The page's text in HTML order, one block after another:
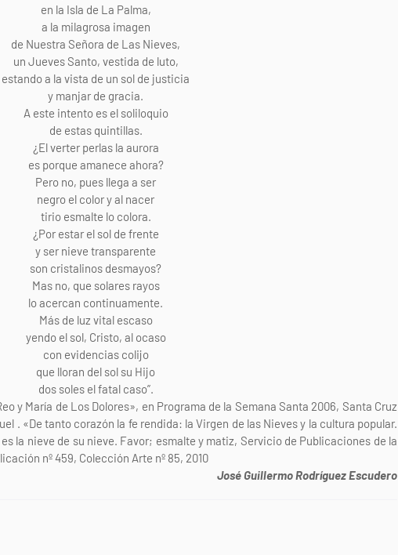
en la Isla de La Palma,
a la milagrosa imagen
de Nuestra Señora de Las Nieves,
un Jueves Santo, vestida de luto,
estando a la vista de un sol de justicia
y manjar de gracia.
A este intento es el soliloquio
de estas quintillas.
¿El verter perlas la aurora
es porque amanece ahora?
Pero no, pues llega a ser
negro el color y al nacer
tirio esmalte lo colora.
¿Por estar el sol de frente
y ser nieve transparente
son cristalinos desmayos?
Mas no, que solares rayos
lo acercan continuamente.
Más de luz vital escaso
yendo el sol, Cristo, al ocaso
con evidencias colijo
que lloran del sol su Hijo
dos soles el fatal caso”.
y María de Los Dolores», en Programa de la Semana Santa 2006, Santa Cruz
. «De tanto corazón la fe rendida: la Virgen de las Nieves y la cultura popular.
la nieve de su nieve. Favor; esmalte y matiz, Servicio de Publicaciones de la
nº 459, Colección Arte nº 85, 2010
José Guillermo Rodríguez Escudero